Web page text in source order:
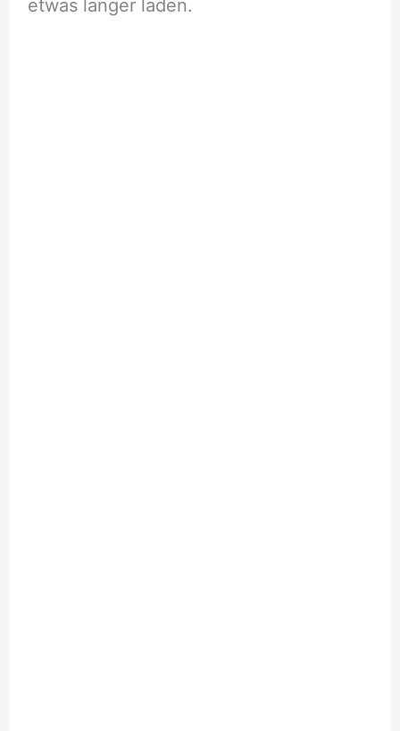
etwas länger laden.